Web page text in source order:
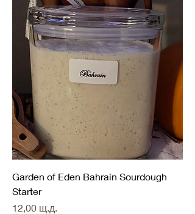
Garden of Eden Bahrain Sourdough
Starter
Цена
12,00 щ.д.